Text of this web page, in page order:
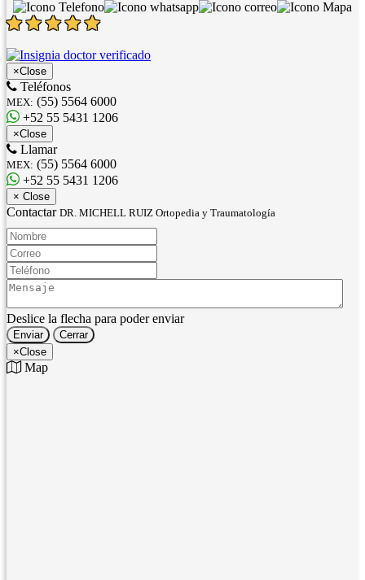
×Close
Teléfonos
MEX: (55) 5564 6000
+52 55 5431 1206
×Close
Llamar
MEX: (55) 5564 6000
+52 55 5431 1206
× Close
Contactar DR. MICHELL RUIZ Ortopedia y Traumatología
Nombre:
Correo:
Teléfono:
Mensaje:
Deslice la flecha para poder enviar
Enviar
Cerrar
×Close
Map